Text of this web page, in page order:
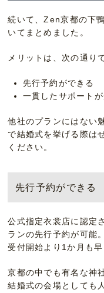
続いて、Zen京都の下
いてまとめました。
メリットは、次の通り
先行予約ができる
一貫したサポート
他社のプランにはない
で結婚式を挙げる際は
ください。
先行予約ができる
公式指定衣裳店に認定
ランの先行予約が可能
受付開始より1か月も早
京都の中でも有名な神
結婚式の会場としても